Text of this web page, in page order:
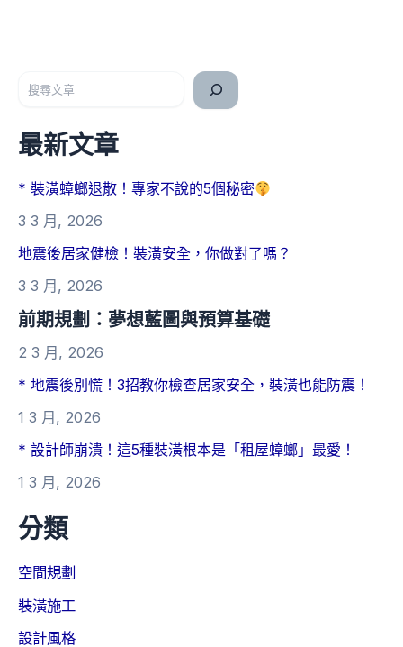
最新文章
* 裝潢蟑螂退散！專家不說的5個秘密
3 3 月, 2026
地震後居家健檢！裝潢安全，你做對了嗎？
3 3 月, 2026
前期規劃：夢想藍圖與預算基礎
2 3 月, 2026
* 地震後別慌！3招教你檢查居家安全，裝潢也能防震！
1 3 月, 2026
* 設計師崩潰！這5種裝潢根本是「租屋蟑螂」最愛！
1 3 月, 2026
分類
空間規劃
裝潢施工
設計風格